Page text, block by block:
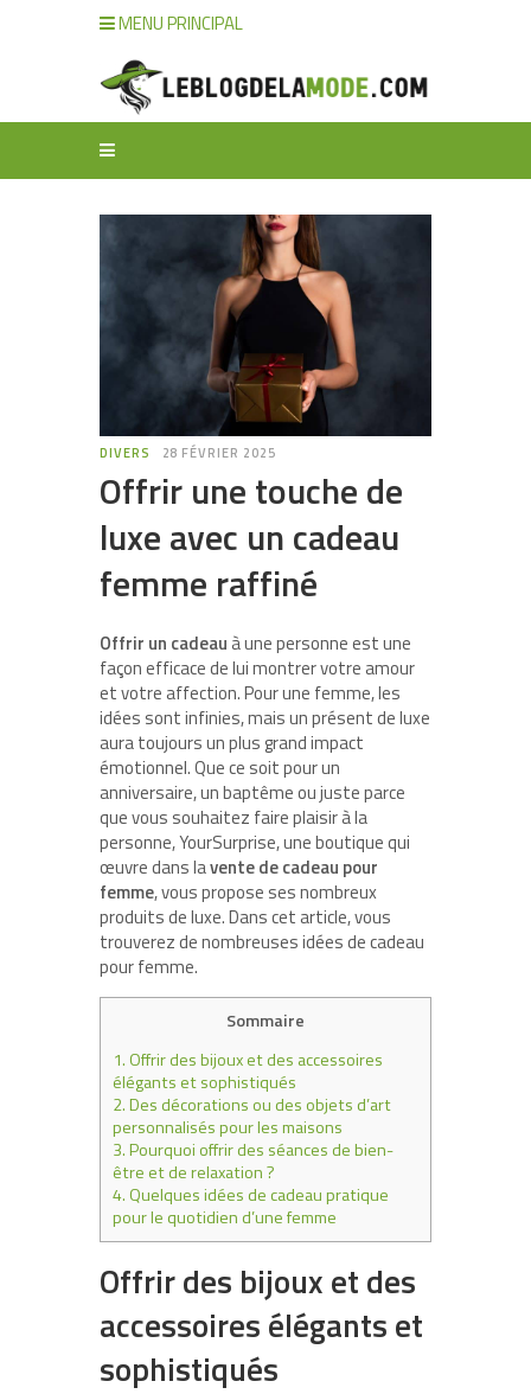
MENU PRINCIPAL
DIVERS 28 FÉVRIER 2025
Offrir une touche de
luxe avec un cadeau
femme raffiné
Offrir un cadeau à une personne est une
façon efficace de lui montrer votre amour
et votre affection. Pour une femme, les
idées sont infinies, mais un présent de luxe
aura toujours un plus grand impact
émotionnel. Que ce soit pour un
anniversaire, un baptême ou juste parce
que vous souhaitez faire plaisir à la
personne, YourSurprise, une boutique qui
œuvre dans lavente de cadeau pour
femme, vous propose ses nombreux
produits de luxe. Dans cet article, vous
trouverez de nombreuses idées de cadeau
pour femme.
Sommaire
1.Offrir des bijoux et des accessoires
élégants et sophistiqués
2.Des décorations ou des objets d’art
personnalisés pour les maisons
3.Pourquoi offrir des séances de bien-
être et de relaxation ?
4.Quelques idées de cadeau pratique
pour le quotidien d’une femme
Offrir des bijoux et des
accessoires élégants et
sophistiqués